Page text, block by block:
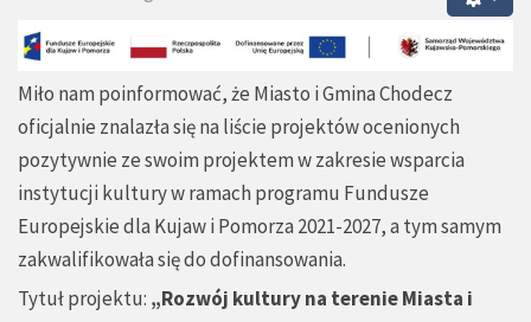
Miło nam poinformować, że Miasto i Gmina Chodecz
oficjalnie znalazła się na liście projektów ocenionych
pozytywnie ze swoim projektem w zakresie wsparcia
instytucji kultury w ramach programu Fundusze
Europejskie dla Kujaw i Pomorza 2021-2027, a tym samym
zakwalifikowała się do dofinansowania.
Tytuł projektu: „Rozwój kultury na terenie Miasta i